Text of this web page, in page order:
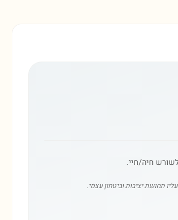
חיה/חיי.
תחושת יציבות וביטחון עצמי.